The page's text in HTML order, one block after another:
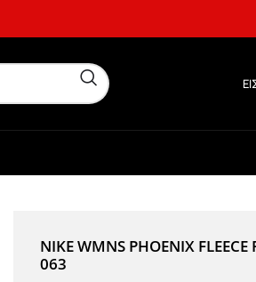
NIKE WMNS PHOENIX
063